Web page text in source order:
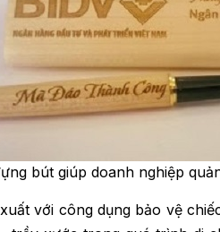
bút giúp doanh nghiệp
với công dụng bảo vệ